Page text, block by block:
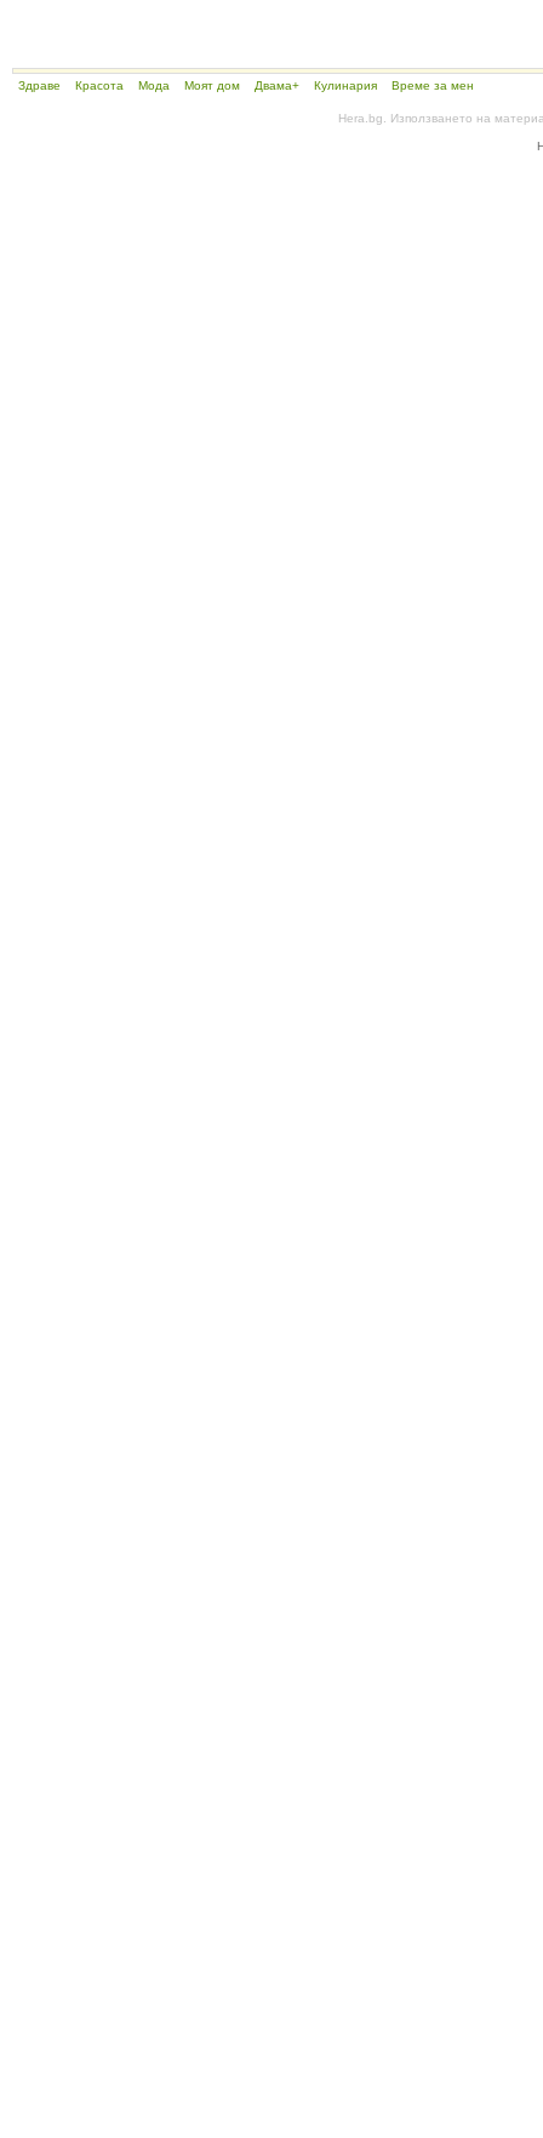
Здраве Красота Мода Моят дом Двама+ Кулинария Време за мен
Hera.bg. Използването на